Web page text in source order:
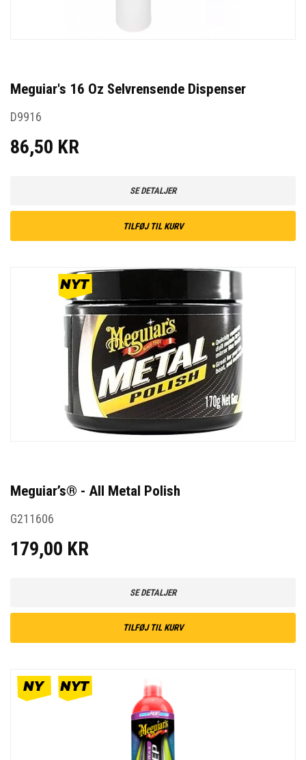
Meguiar's 16 Oz Selvrensende Dispenser
D9916
86,50 KR
SE DETALJER
TILFØJ TIL KURV
Meguiar’s® - All Metal Polish
G211606
179,00 KR
SE DETALJER
TILFØJ TIL KURV